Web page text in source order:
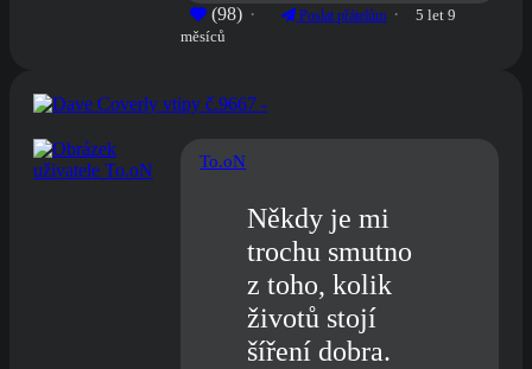
(98) Poslat přátelům
5 let 9
měsíců
To.oN
Někdy je mi
trochu smutno
z toho, kolik
životů stojí
šíření dobra.